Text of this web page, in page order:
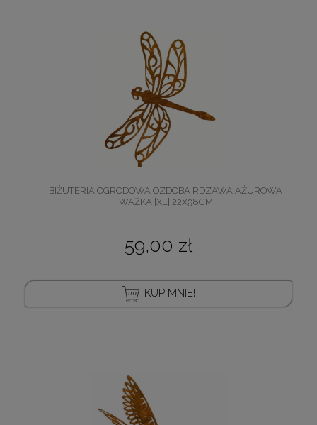
BIŻUTERIA OGRODOWA OZDOBA RDZAWA AŻUROWA
WAŻKA [XL] 22X98CM
59,00 zł
KUP MNIE!